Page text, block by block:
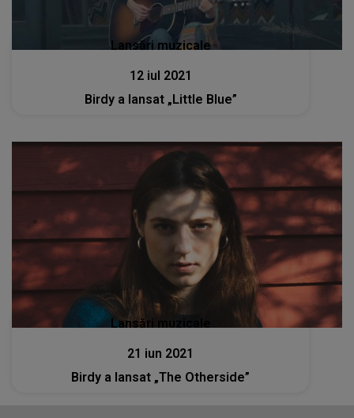
Lansări muzicale
12 iul 2021
Birdy a lansat „Little Blue”
Lansări muzicale
21 iun 2021
Birdy a lansat „The Otherside”